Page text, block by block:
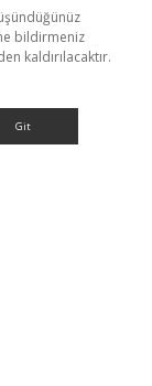
bildirmeniz
kaldırılacaktır.